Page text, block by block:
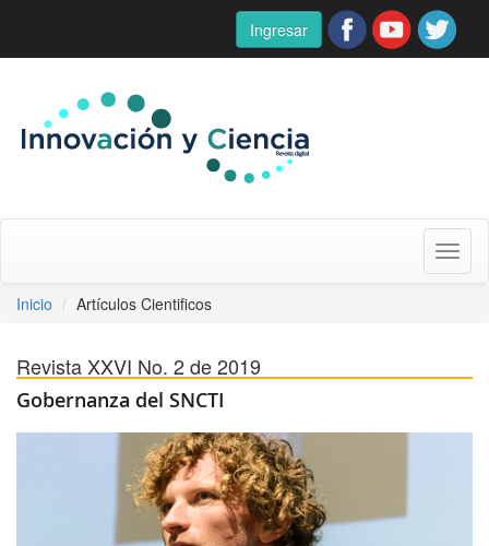
Ingresar
Inicio
Artículos Cientificos
Revista XXVI No. 2 de 2019
Gobernanza del SNCTI